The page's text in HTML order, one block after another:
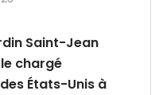
Saint-Jean
chargé
États-Unis à